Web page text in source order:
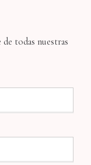
todas nuestras